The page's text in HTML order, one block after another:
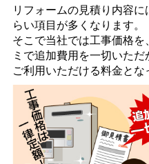
リフォームの見積り内容
らい項目が多くなります。
そこで当社では工事価格
ミで追加費用を一切いた
ご利用いただける料金とな